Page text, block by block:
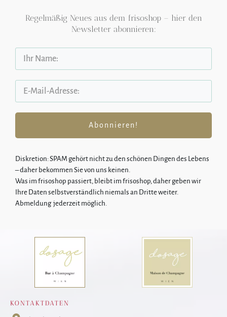
Regelmäßig Neues aus dem frisoshop – hier den
Newsletter abonnieren:
Abonnieren!
Diskretion: SPAM gehört nicht zu den schönen Dingen des Lebens
–daher bekommen Sie von uns keinen.
Was im frisoshop passiert, bleibt im frisoshop, daher geben wir
Ihre Daten selbstverständlich niemals an Dritte weiter.
Abmeldung jederzeit möglich.
KONTAKTDATEN